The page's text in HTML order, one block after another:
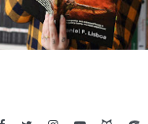
- DANIEL F. LISBOA